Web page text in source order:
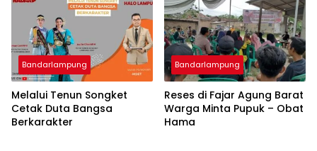
Bandarlampung
Melalui Tenun Songket
Cetak Duta Bangsa
Berkarakter
Bandarlampung
Reses di Fajar Agung Barat
Warga Minta Pupuk – Obat
Hama